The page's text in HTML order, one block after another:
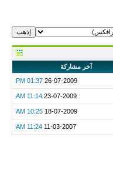
آخر مشاركة
26-07-2009
01:37 PM
23-07-2009
11:14 AM
18-07-2009
10:25 AM
11-03-2007
11:24 AM